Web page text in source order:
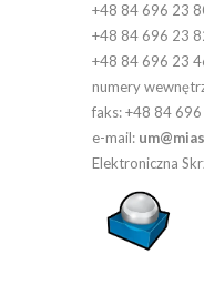
+48 84 696 23
+48 84 696 23
+48 84 696 23
numery
faks: +48 84
e-mail:
Elektroniczna